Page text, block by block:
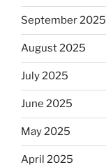
September 2025
August 2025
July 2025
June 2025
May 2025
April 2025